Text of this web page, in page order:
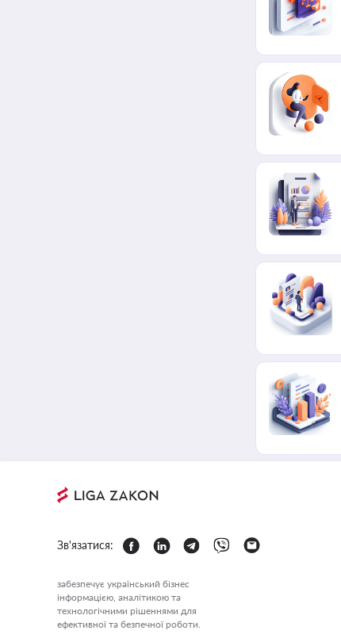
Зв'язатися:
забезпечує український бізнес
інформацією, аналітикою та
технологічними рішеннями для
ефективної та безпечної роботи.